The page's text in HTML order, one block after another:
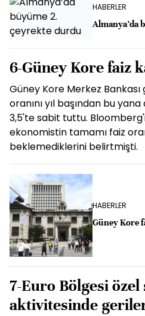
HABERLER
Almanya’da
6-Güney Kore faiz
Güney Kore Merkez
oranını yıl başından bu
3,5'te sabit tuttu.
ekonomistin tamamı faiz
beklemediklerini belirtmişti.
HABERLER
Güney Kore
7-Euro Bölgesi
aktivitesinde